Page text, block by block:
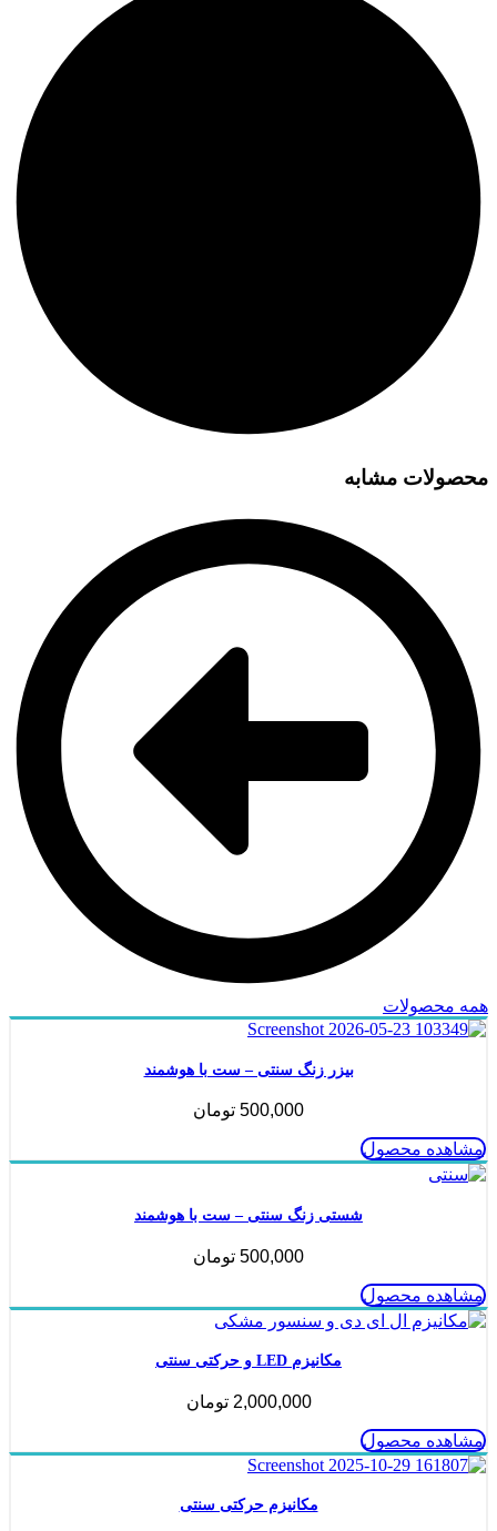
محصولات مشابه
همه محصولات
بیزر زنگ سنتی – ست با هوشمند
500,000 تومان
مشاهده محصول
شستی زنگ سنتی – ست با هوشمند
500,000 تومان
مشاهده محصول
مکانیزم LED و حرکتی سنتی
2,000,000 تومان
مشاهده محصول
مکانیزم حرکتی سنتی